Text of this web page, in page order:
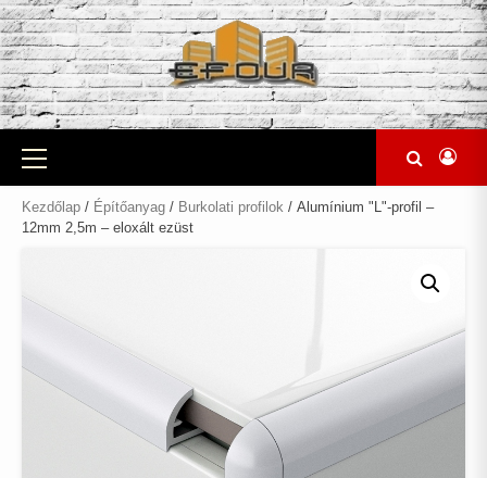
Skip
to
content
Primary
Menu
Kezdőlap / Építőanyag / Burkolati profilok / Alumínium "L"-profil –
12mm 2,5m – eloxált ezüst